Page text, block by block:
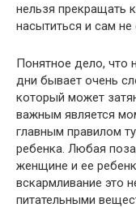
нельзя прекращать
насытиться и сам не
Понятное дело, что
дни бывает очень
который может
важным является
главным правилом
ребенка. Любая
женщине и ее
вскармливание это
питательными